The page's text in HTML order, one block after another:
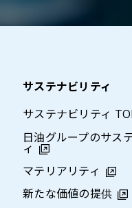
サステナビリティ
サステナビリティ
日油グループのサス
ィ
マテリアリティ
新たな価値の提供